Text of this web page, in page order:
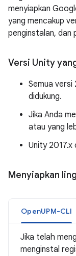
menyiapkan
yang mencakup
penginstalan, dan
Versi Unity
Semua versi
didukung.
Jika Anda
atau yang
Unity 2017.x
Menyiapkan
OpenUPM-CLI
Jika telah
menginstal